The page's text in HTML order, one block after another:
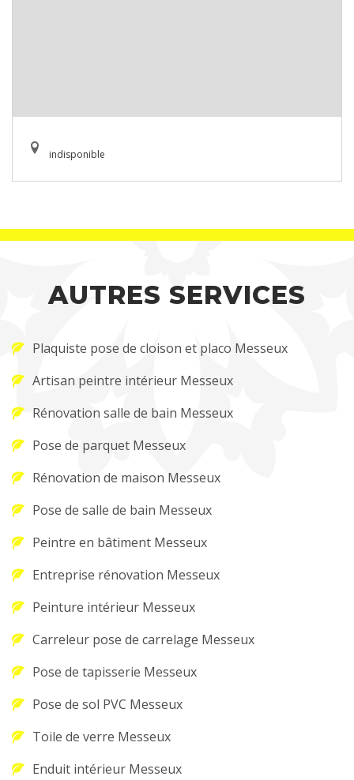
indisponible
AUTRES SERVICES
Plaquiste pose de cloison et placo Messeux
Artisan peintre intérieur Messeux
Rénovation salle de bain Messeux
Pose de parquet Messeux
Rénovation de maison Messeux
Pose de salle de bain Messeux
Peintre en bâtiment Messeux
Entreprise rénovation Messeux
Peinture intérieur Messeux
Carreleur pose de carrelage Messeux
Pose de tapisserie Messeux
Pose de sol PVC Messeux
Toile de verre Messeux
Enduit intérieur Messeux